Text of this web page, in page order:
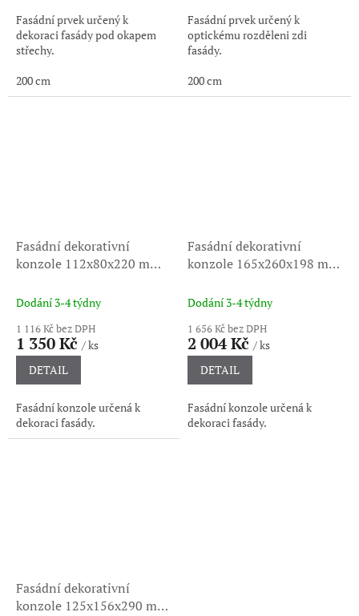
Fasádní prvek určený k
dekoraci fasády pod okapem
střechy.
200 cm
Fasádní prvek určený k
optickému rozděleni zdi
fasády.
200 cm
Fasádní dekorativní
konzole 112x80x220 mm
Dodání 3-4 týdny
1 116 Kč bez DPH
1 350 Kč / ks
DETAIL
Fasádní konzole určená k
dekoraci fasády.
Fasádní dekorativní
konzole 165x260x198 mm
Dodání 3-4 týdny
1 656 Kč bez DPH
2 004 Kč / ks
DETAIL
Fasádní konzole určená k
dekoraci fasády.
Fasádní dekorativní
konzole 125x156x290 mm